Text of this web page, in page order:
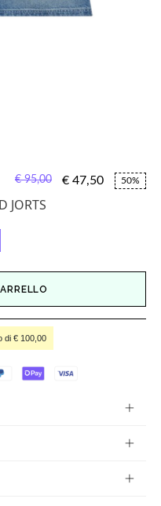
€ 95,00 € 47,50 50%
JORTS
di € 100,00